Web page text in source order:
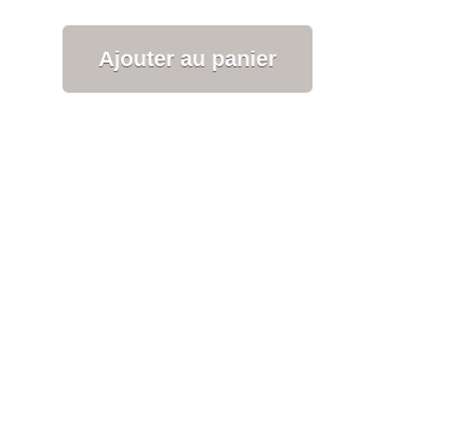
Ajouter au panier